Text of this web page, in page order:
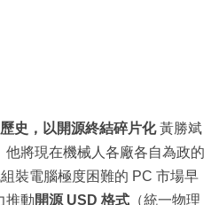
史，以開源終結碎片化黃勝斌
他將現在機械人各廠各自為政的
裝電腦極度困難的 PC 市場早
推動開源 USD 格式 （統一物理